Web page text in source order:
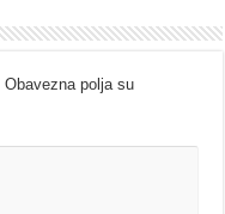
Obavezna polja su